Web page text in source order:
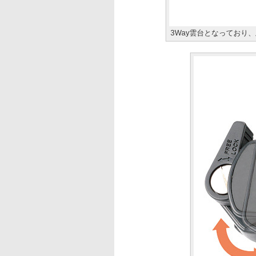
3Way雲台となっており